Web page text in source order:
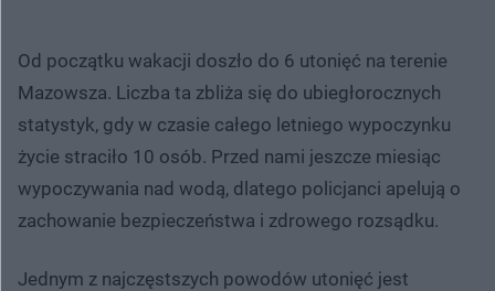
Od początku wakacji doszło do 6 utonięć na terenie
Mazowsza. Liczba ta zbliża się do ubiegłorocznych
statystyk, gdy w czasie całego letniego wypoczynku
życie straciło 10 osób. Przed nami jeszcze miesiąc
wypoczywania nad wodą, dlatego policjanci apelują o
zachowanie bezpieczeństwa i zdrowego rozsądku.
Jednym z najczęstszych powodów utonięć jest